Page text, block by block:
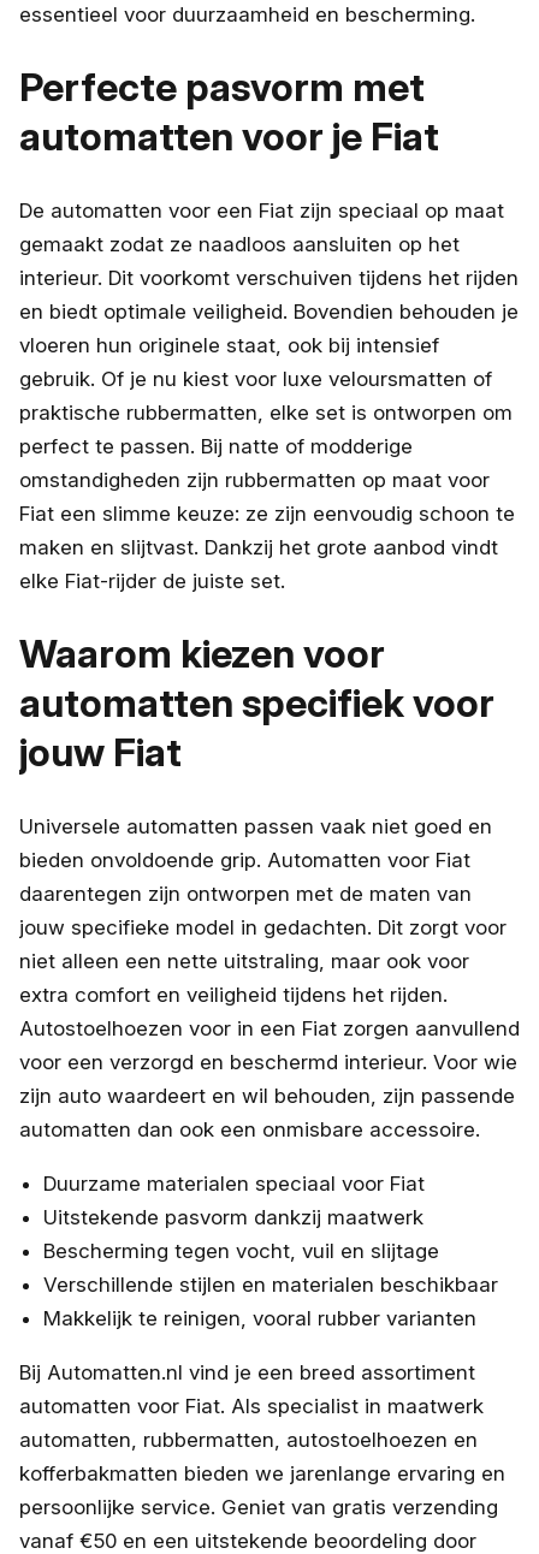
essentieel voor duurzaamheid en bescherming.
Perfecte pasvorm met
automatten voor je Fiat
De automatten voor een Fiat zijn speciaal op maat
gemaakt zodat ze naadloos aansluiten op het
interieur. Dit voorkomt verschuiven tijdens het rijden
en biedt optimale veiligheid. Bovendien behouden je
vloeren hun originele staat, ook bij intensief
gebruik. Of je nu kiest voor luxe veloursmatten of
praktische rubbermatten, elke set is ontworpen om
perfect te passen. Bij natte of modderige
omstandigheden zijn rubbermatten op maat voor
Fiat een slimme keuze: ze zijn eenvoudig schoon te
maken en slijtvast. Dankzij het grote aanbod vindt
elke Fiat-rijder de juiste set.
Waarom kiezen voor
automatten specifiek voor
jouw Fiat
Universele automatten passen vaak niet goed en
bieden onvoldoende grip. Automatten voor Fiat
daarentegen zijn ontworpen met de maten van
jouw specifieke model in gedachten. Dit zorgt voor
niet alleen een nette uitstraling, maar ook voor
extra comfort en veiligheid tijdens het rijden.
Autostoelhoezen voor in een Fiat zorgen aanvullend
voor een verzorgd en beschermd interieur. Voor wie
zijn auto waardeert en wil behouden, zijn passende
automatten dan ook een onmisbare accessoire.
Duurzame materialen speciaal voor Fiat
Uitstekende pasvorm dankzij maatwerk
Bescherming tegen vocht, vuil en slijtage
Verschillende stijlen en materialen beschikbaar
Makkelijk te reinigen, vooral rubber varianten
Bij Automatten.nl vind je een breed assortiment
automatten voor Fiat. Als specialist in maatwerk
automatten, rubbermatten, autostoelhoezen en
kofferbakmatten bieden we jarenlange ervaring en
persoonlijke service. Geniet van gratis verzending
vanaf €50 en een uitstekende beoordeling door